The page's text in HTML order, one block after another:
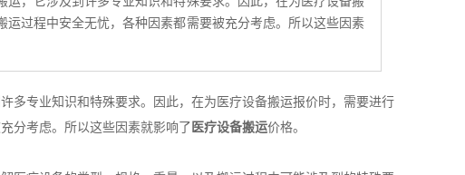
过程中安全无忧，各种因素都需要被充分考虑。所以这些因素
多专业知识和特殊要求。因此，在为医疗设备搬运报价时，需要进行
分考虑。所以这些因素就影响了 医疗设备搬运价格。